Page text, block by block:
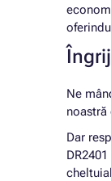
Ne
Dar